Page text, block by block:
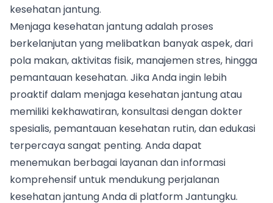
kesehatan jantung.
Menjaga kesehatan jantung adalah proses
berkelanjutan yang melibatkan banyak aspek, dari
pola makan, aktivitas fisik, manajemen stres, hingga
pemantauan kesehatan. Jika Anda ingin lebih
proaktif dalam menjaga kesehatan jantung atau
memiliki kekhawatiran, konsultasi dengan dokter
spesialis, pemantauan kesehatan rutin, dan edukasi
terpercaya sangat penting. Anda dapat
menemukan berbagai layanan dan informasi
komprehensif untuk mendukung perjalanan
kesehatan jantung Anda di platformJantungku.